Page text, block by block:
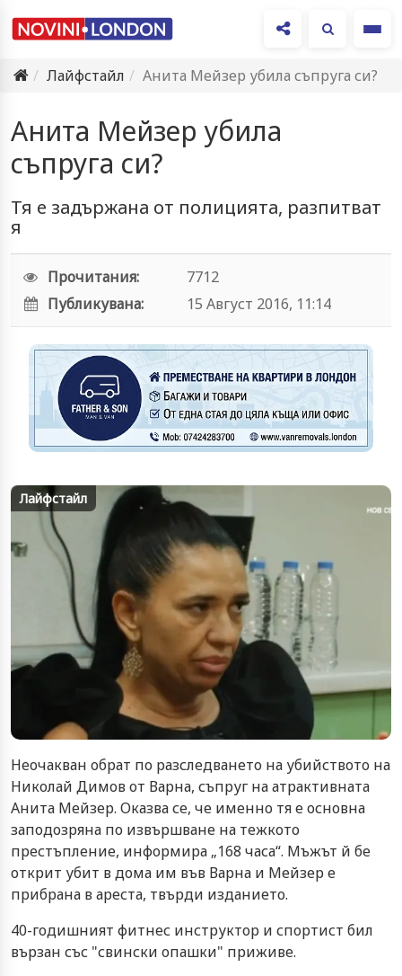
Лайфстайл
Анита Мейзер убила съпруга си?
Анита Мейзер убила
съпруга си?
Тя е задържана от полицията, разпитват
я
Прочитания:
7712
Публикувана:
15 Август 2016, 11:14
Лайфстайл
Неочакван обрат по разследването на убийството на
Николай Димов от Варна, съпруг на атрактивната
Анита Мейзер. Оказва се, че именно тя е основна
заподозряна по извършване на тежкото
престъпление, информира „168 часа“. Мъжът й бе
открит убит в дома им във Варна и Мейзер е
прибрана в ареста, твърди изданието.
40-годишният фитнес инструктор и спортист бил
вързан със "свински опашки" приживе.